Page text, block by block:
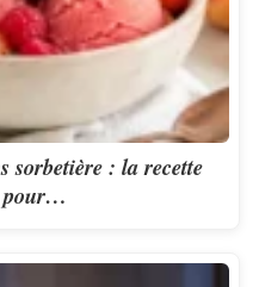
sorbetière : la recette
pour…